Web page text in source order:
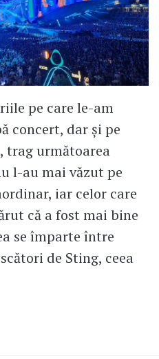
pe care le-am
concert, dar și pe
trag următoarea
l-au mai văzut pe
iar celor care
că a fost mai bine
se împarte între
de Sting, ceea